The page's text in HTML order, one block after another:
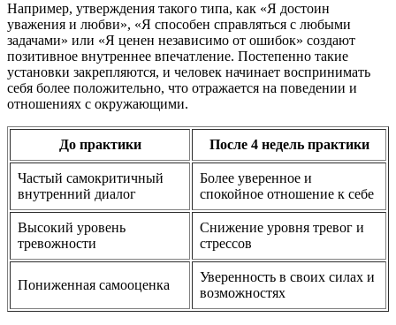
Например, утверждения такого типа, как «Я достоин
уважения и любви», «Я способен справляться с любыми
задачами» или «Я ценен независимо от ошибок» создают
позитивное внутреннее впечатление. Постепенно такие
установки закрепляются, и человек начинает воспринимать
себя более положительно, что отражается на поведении и
отношениях с окружающими.
До практики После 4 недель практики
Частый самокритичный
внутренний диалог
Более уверенное и
спокойное отношение к себе
Высокий уровень
тревожности
Снижение уровня тревог и
стрессов
Пониженная самооценка
Уверенность в своих силах и
возможностях